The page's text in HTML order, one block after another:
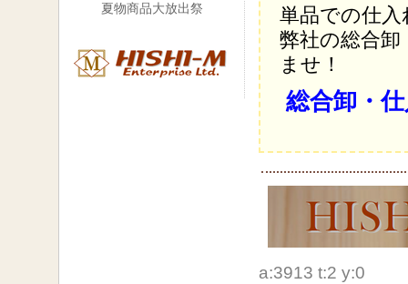
単品での仕
弊社の総合
ませ！
総合卸・
a:3913 t:2 y:0
夏物商品大放出祭